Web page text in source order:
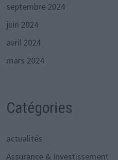
septembre 2024
juin 2024
avril 2024
mars 2024
Catégories
actualités
Assurance & Investissement